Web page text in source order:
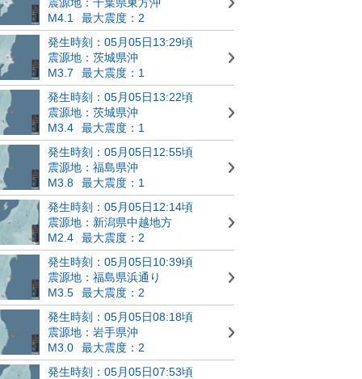
M4.1
最大震度：2
発生時刻：05月05日13:29頃
震源地：茨城県沖
M3.7
最大震度：1
発生時刻：05月05日13:22頃
震源地：茨城県沖
M3.4
最大震度：1
発生時刻：05月05日12:55頃
震源地：福島県沖
M3.8
最大震度：1
発生時刻：05月05日12:14頃
震源地：新潟県中越地方
M2.4
最大震度：2
発生時刻：05月05日10:39頃
震源地：福島県浜通り
M3.5
最大震度：2
発生時刻：05月05日08:18頃
震源地：岩手県沖
M3.0
最大震度：2
発生時刻：05月05日07:53頃